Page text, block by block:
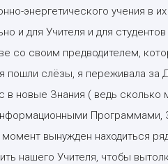
энергетического учения в
и для Учителя и для
со своим предводителем,
пошли слёзы, я переживала за
в новые Знания ( ведь сколько
Программами,
момент вынужден находиться
нашего Учителя, чтобы